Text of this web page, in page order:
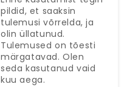
pildid, et saaksin
tulemusi võrrelda, ja
olin üllatunud.
Tulemused on tõesti
märgatavad. Olen
seda kasutanud vaid
kuu aega.